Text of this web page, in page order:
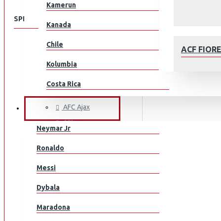
ACF
Kamerun
Kanada
Chile
Kolumbia
Costa Rica
Kroatia
Tšekki
Tanska
Egypti
EL Salvador
JALKAPALLOILIJAT
Neymar Jr
Ronaldo
Messi
Dybala
Maradona
SPEISEKARTE
KLUBEILLE
Aberdeen
ACF Fiorentina
AFC Ajax
AIK
AS Monaco
Athletic Bilbao